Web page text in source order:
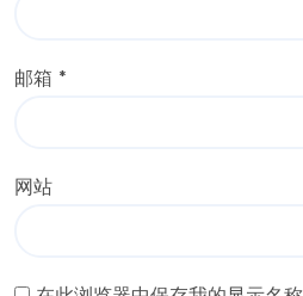
邮箱 *
网站